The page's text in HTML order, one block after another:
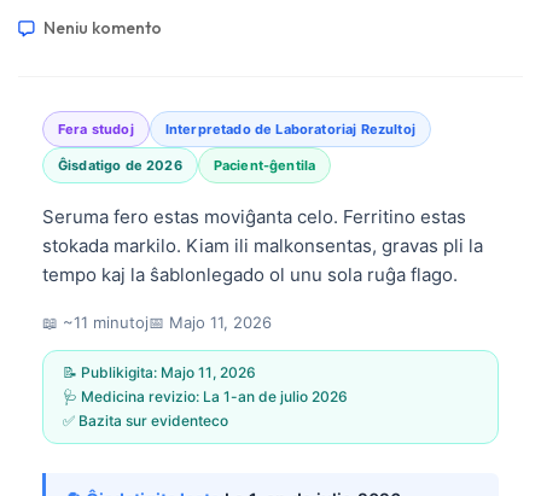
Neniu komento
Fera studoj Interpretado de Laboratoriaj Rezultoj
Ĝisdatigo de 2026 Pacient-ĝentila
Seruma fero estas moviĝanta celo. Ferritino estas
stokada markilo. Kiam ili malkonsentas, gravas pli la
tempo kaj la ŝablonlegado ol unu sola ruĝa flago.
📖 ~11 minutoj📅 Majo 11, 2026
📝 Publikigita: Majo 11, 2026
🩺 Medicina revizio: La 1-an de julio 2026
✅ Bazita sur evidenteco